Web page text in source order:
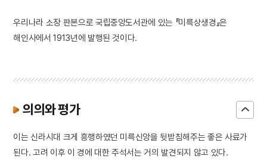
우리나라 소장 판본으로 국립중앙도서관에 있는 『미륵상생경』은
해인사에서 1913년에 발행된 것이다.
의의와 평가
이는 신라시대 크게 흥행하였던 미륵신앙을 뒷받침해주는 좋은 사료가
된다. 고려 이후 이 경에 대한 주석서는 거의 발견되지 않고 있다.